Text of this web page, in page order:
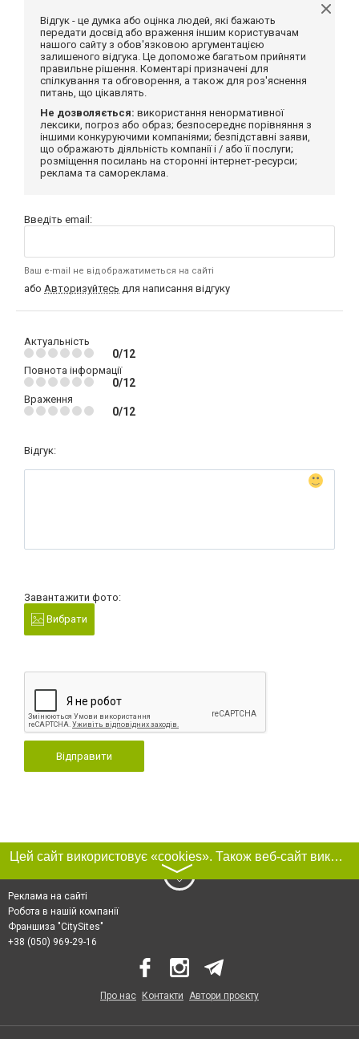
Відгук - це думка або оцінка людей, які бажають
передати досвід або враження іншим користувачам
нашого сайту з обов'язковою аргументацією
залишеного відгука. Це допоможе багатьом прийняти
правильне рішення. Коментарі призначені для
спілкування та обговорення, а також для роз'яснення
питань, що цікавлять.
Не дозволяється: використання ненормативної
лексики, погроз або образ; безпосереднє порівняння з
іншими конкуруючими компаніями; безпідставні заяви,
що ображають діяльність компанії і / або її послуги;
розміщення посилань на сторонні інтернет-ресурси;
реклама та самореклама.
Введіть email:
Ваш e-mail не відображатиметься на сайті
або Авторизуйтесь для написання відгуку
Актуальність
0/12
Повнота інформації
0/12
Враження
0/12
Відгук:
Завантажити фото:
Вибрати
Відправити
Цей сайт використовує «cookies». Також веб-сайт використовує інтернет-сервіс для збору технічних даних стосовно відвідувачів з метою отримання маркетингової та статистичної інформації. Умови обробки даних відвідувачів сайту див.
〉
Реклама на сайті
Робота в нашій компанії
Франшиза "CitySites"
+38 (050) 969-29-16
Про нас Контакти Автори проєкту